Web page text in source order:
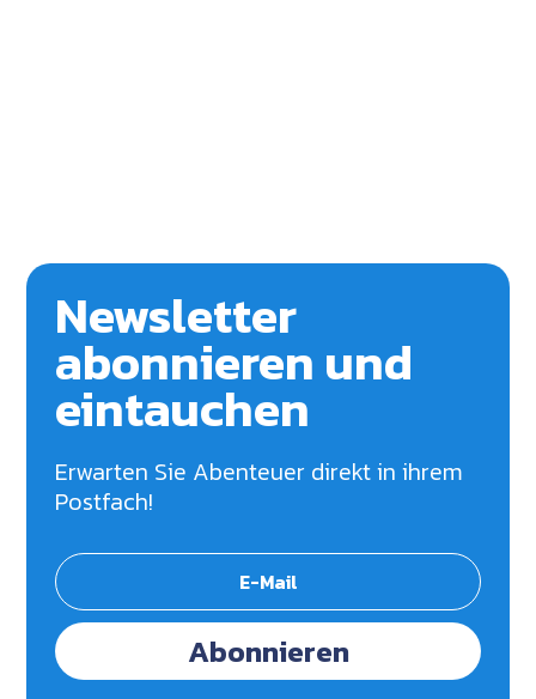
Newsletter
abonnieren und
eintauchen
Erwarten Sie Abenteuer direkt in ihrem
Postfach!
Abonnieren